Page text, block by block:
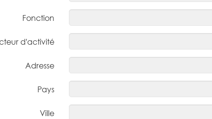
Fonction
d'activité
Adresse
Pays
Ville